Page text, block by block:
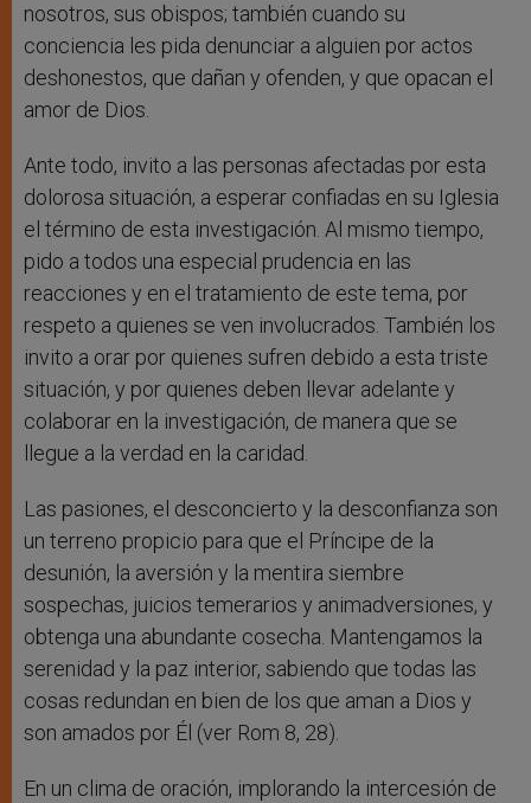
nosotros, sus obispos; también cuando su
conciencia les pida denunciar a alguien por actos
deshonestos, que dañan y ofenden, y que opacan el
amor de Dios.
Ante todo, invito a las personas afectadas por esta
dolorosa situación, a esperar confiadas en su Iglesia
el término de esta investigación. Al mismo tiempo,
pido a todos una especial prudencia en las
reacciones y en el tratamiento de este tema, por
respeto a quienes se ven involucrados. También los
invito a orar por quienes sufren debido a esta triste
situación, y por quienes deben llevar adelante y
colaborar en la investigación, de manera que se
llegue a la verdad en la caridad.
Las pasiones, el desconcierto y la desconfianza son
un terreno propicio para que el Príncipe de la
desunión, la aversión y la mentira siembre
sospechas, juicios temerarios y animadversiones, y
obtenga una abundante cosecha. Mantengamos la
serenidad y la paz interior, sabiendo que todas las
cosas redundan en bien de los que aman a Dios y
son amados por Él (ver Rom 8, 28).
En un clima de oración, implorando la intercesión de